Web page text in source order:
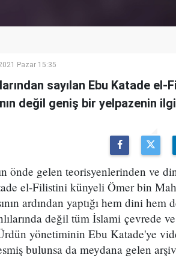
Pazar 15:35
sayılan Ebu Katade
değil geniş bir yelpazenin
önde gelen teorisyenlerinden ve
el-Filistini künyeli Ömer bin
ardından yaptığı hem dini
değil tüm İslami çevrede
yönetiminin Ebu Katade'ye
bulunsa da meydana gelen